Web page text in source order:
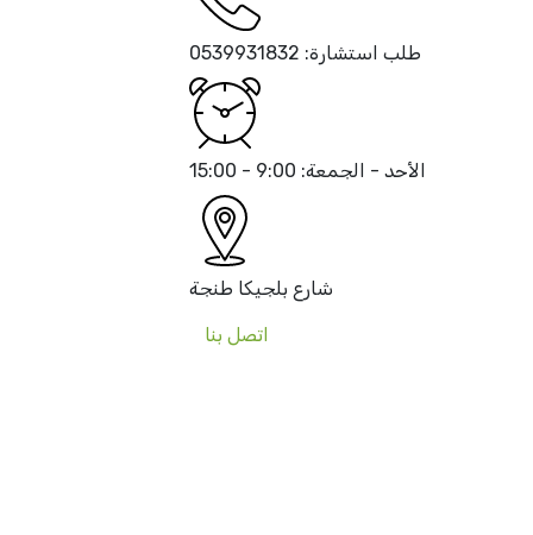
طلب استشارة: 0539931832
الأحد - الجمعة: 9:00 - 15:00
شارع بلجيكا طنجة
اتصل بنا